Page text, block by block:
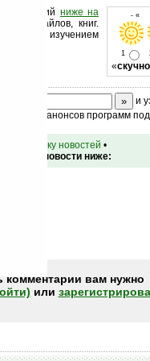
- «
1
«скучно
ниже на
файлов, книг.
изучением
и
анонсов программ
к списку новостей •
этой новости ниже:
комментарии вам нужно
или